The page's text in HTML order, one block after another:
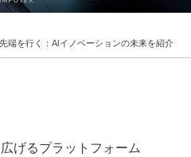
端を行く：AIイノベーションの未来を紹介
げるプラットフォーム